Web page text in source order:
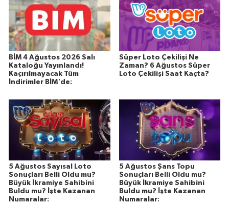
BİM 4 Ağustos 2026 Salı
Kataloğu Yayınlandı!
Kaçırılmayacak Tüm
İndirimler BİM'de:
Süper Loto Çekilişi Ne
Zaman? 6 Ağustos Süper
Loto Çekilişi Saat Kaçta?
5 Ağustos Sayısal Loto
Sonuçları Belli Oldu mu?
Büyük İkramiye Sahibini
Buldu mu? İşte Kazanan
Numaralar:
5 Ağustos Şans Topu
Sonuçları Belli Oldu mu?
Büyük İkramiye Sahibini
Buldu mu? İşte Kazanan
Numaralar: